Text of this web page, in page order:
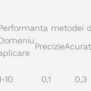
metodei
Precizie
10 0,1 0,3